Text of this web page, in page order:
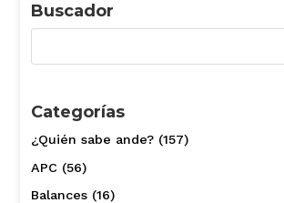
Buscador
Categorías
¿Quién sabe ande?(157)
APC(56)
Balances(16)